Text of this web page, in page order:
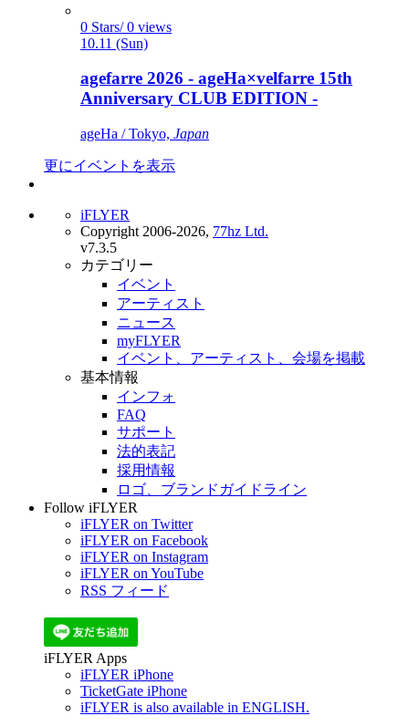
0 Stars/ 0 views
10.11 (Sun)
agefarre 2026 - ageHa×velfarre 15th
Anniversary CLUB EDITION -
ageHa / Tokyo, Japan
更にイベントを表示
iFLYER
Copyright 2006-2026, 77hz Ltd.
v7.3.5
カテゴリー
イベント
アーティスト
ニュース
myFLYER
イベント、アーティスト、会場を掲載
基本情報
インフォ
FAQ
サポート
法的表記
採用情報
ロゴ、ブランドガイドライン
Follow iFLYER
iFLYER on Twitter
iFLYER on Facebook
iFLYER on Instagram
iFLYER on YouTube
RSS フィード
iFLYER Apps
iFLYER iPhone
TicketGate iPhone
iFLYER is also available in ENGLISH.